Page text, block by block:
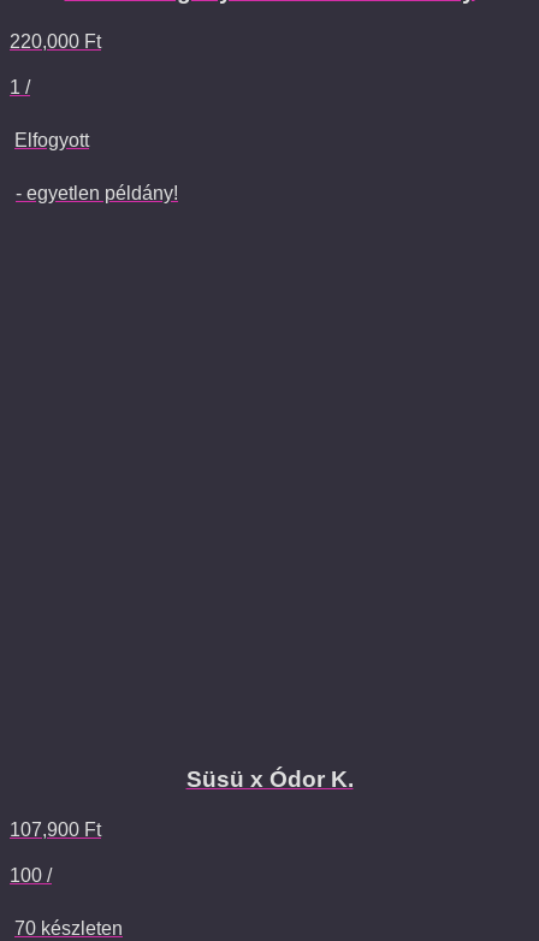
220,000 Ft
1 /
Elfogyott
- egyetlen példány!
Süsü x Ódor K.
107,900 Ft
100 /
70 készleten